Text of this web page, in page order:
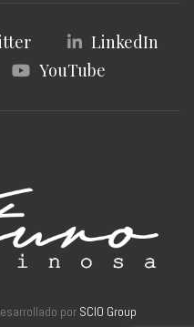
LinkedIn
YouTube
por SCIO Group